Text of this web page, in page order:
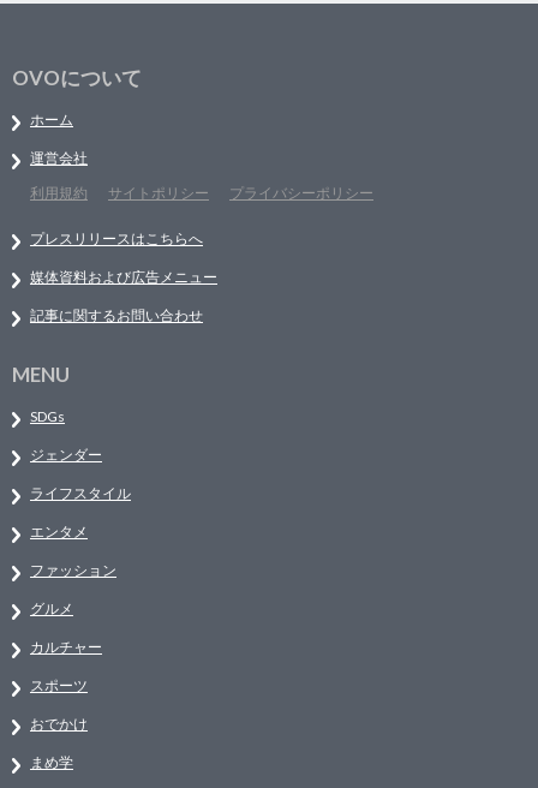
OVOについて
ホーム
運営会社
利用規約
サイトポリシー プライバシーポリシー
プレスリリースはこちらへ
媒体資料および広告メニュー
記事に関するお問い合わせ
MENU
SDGs
ジェンダー
ライフスタイル
エンタメ
ファッション
グルメ
カルチャー
スポーツ
おでかけ
まめ学